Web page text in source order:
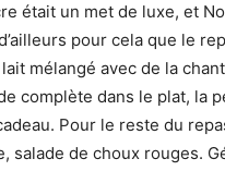
était un met de luxe, et
d’ailleurs pour cela que le
mélangé avec de la
complète dans le plat, la
Pour le reste du
salade de choux rouges.